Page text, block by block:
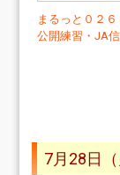
まるっと０２
公開練習・JA
7月28日（